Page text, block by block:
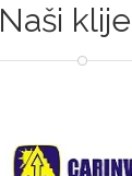
Naši